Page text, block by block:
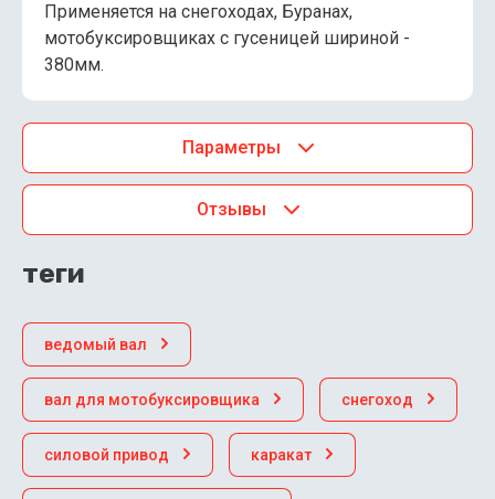
Применяется на снегоходах, Буранах,
мотобуксировщиках с гусеницей шириной -
380мм.
Параметры
Отзывы
теги
ведомый вал
вал для мотобуксировщика снегоход
силовой привод каракат